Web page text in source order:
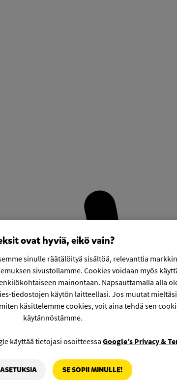
ovat hyviä, eikö vain?
sinulle räätälöityä sisältöä, relevanttia
sivustollamme. Cookies voidaan myös
mainontaan. Napsauttamalla alla
tiedostojen käytön laitteellasi. Jos muutat
käsittelemme cookies, voit aina tehdä sen
käytännöstämme.
käyttää tietojasi osoitteessa Google’s Privacy &
SE SOPII MINULLE!